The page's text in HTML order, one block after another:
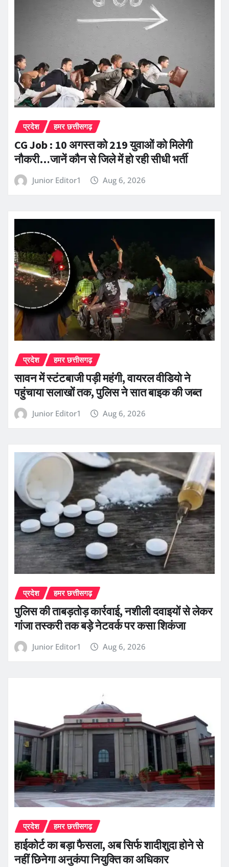
प्रदेश हमर छत्तीसगढ़
CG Job : 10 अगस्त को 219 युवाओं को मिलेगी
नौकरी…जानें कौन से जिले में हो रही सीधी भर्ती
Junior Editor1 Aug 6, 2026
प्रदेश हमर छत्तीसगढ़
सावन में स्टंटबाजी पड़ी महंगी, वायरल वीडियो ने
पहुंचाया सलाखों तक, पुलिस ने सात बाइक की जब्त
Junior Editor1 Aug 6, 2026
प्रदेश हमर छत्तीसगढ़
पुलिस की ताबड़तोड़ कार्रवाई, नशीली दवाइयों से लेकर
गांजा तस्करी तक बड़े नेटवर्क पर कसा शिकंजा
Junior Editor1 Aug 6, 2026
प्रदेश हमर छत्तीसगढ़
हाईकोर्ट का बड़ा फैसला, अब सिर्फ शादीशुदा होने से
नहीं छिनेगा अनुकंपा नियुक्ति का अधिकार